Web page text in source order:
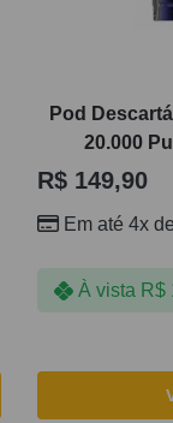
Pod
20.000
R$ 149,90
Em até 4x
À vista R$